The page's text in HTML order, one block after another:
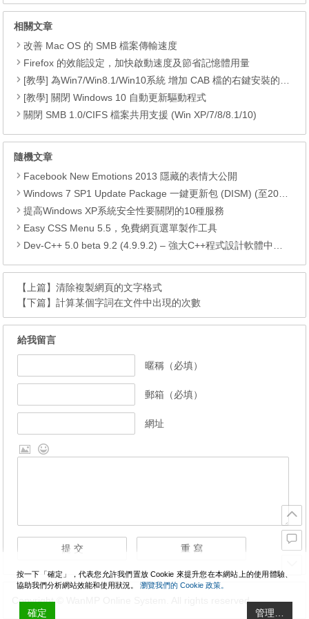
相關文章
改善 Mac OS 的 SMB 檔案傳輸速度
Firefox 的效能設定，加快啟動速度及節省記憶體用量
[教學] 為Win7/Win8.1/Win10系統 增加 CAB 檔的右鍵安裝的功能
[教學] 關閉 Windows 10 自動更新驅動程式
關閉 SMB 1.0/CIFS 檔案共用支援 (Win XP/7/8/8.1/10)
隨機文章
Facebook New Emotions 2013 隱藏的表情大公開
Windows 7 SP1 Update Package 一鍵更新包 (DISM) (至2018.07)
提高Windows XP系統安全性要關閉的10種服務
Easy CSS Menu 5.5，免費網頁選單製作工具
Dev-C++ 5.0 beta 9.2 (4.9.9.2) – 強大C++程式設計軟體中文版
【上篇】清除複製網頁的文字格式
【下篇】計算某個字詞在文件中出現的次數
給我留言
暱稱（必填）
郵箱（必填）
網址
Copyright © WanMP Online System. All rights reserved.
按一下「確定」，代表您允許我們置放 Cookie 來提升您在本網站上的使用體驗、
協助我們分析網站效能和使用狀況。 瀏覽我們的 Cookie 政策。
確定 管理…